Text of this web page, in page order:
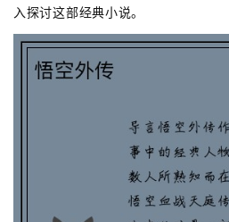
入探讨这部经典小说。